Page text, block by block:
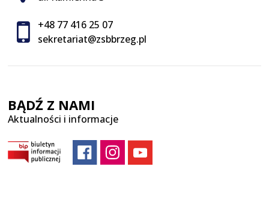
+48 77 416 25 07
sekretariat@zsbbrzeg.pl
BĄDŹ Z NAMI
Aktualności i informacje